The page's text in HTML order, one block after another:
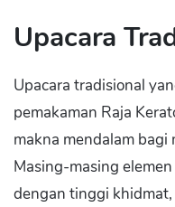
Upacara
Upacara tradisional
pemakaman Raja
makna mendalam bagi
Masing-masing
dengan tinggi